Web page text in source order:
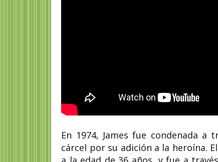
En 1974, James fue condenada
cárcel por su adición a la heroína.